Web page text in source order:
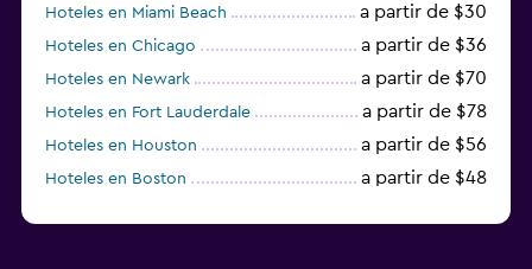
Hoteles en Miami Beach a partir de $30
Hoteles en Chicago a partir de $36
Hoteles en Newark a partir de $70
Hoteles en Fort Lauderdale a partir de $78
Hoteles en Houston a partir de $56
Hoteles en Boston a partir de $48